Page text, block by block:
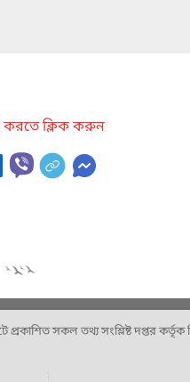
করতে ক্লিক করুন
সকল তথ্য সংশ্লিষ্ট দপ্তর কর্তৃক